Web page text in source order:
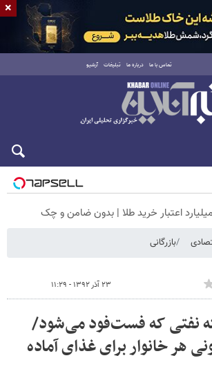
تماس با ما درباره ما تبلیغات آرشیو
جمعه ۱۶ مرداد ۱۴۰۵
بازرگانی
۲۳ آذر ۱۳۹۲ - ۱۱:۲۹
نفتی که فست‌فود می‌شود/
هر خانوار برای غذای آماده
×